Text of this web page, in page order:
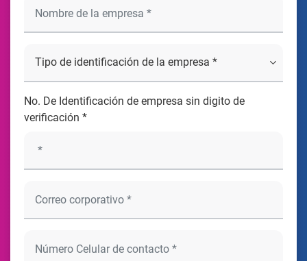
No. De Identificación de empresa sin digito de
verificación *